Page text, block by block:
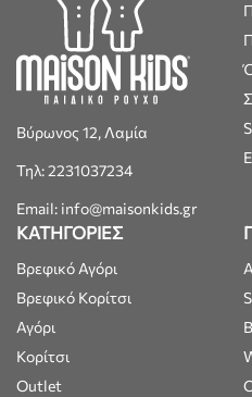
Βύρωνος 12, Λαμία
Τηλ: 2231037234
Email: info@maisonkids.gr
ΚΑΤΗΓΟΡΙΕΣ
Βρεφικό Αγόρι
Βρεφικό Κορίτσι
Αγόρι
Κορίτσι
Outlet